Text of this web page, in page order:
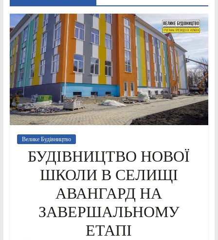
Велике Будівництво
БУДІВНИЦТВО НОВОЇ
ШКОЛИ В СЕЛИЩІ
АВАНГАРД НА
ЗАВЕРШАЛЬНОМУ
ЕТАПІ